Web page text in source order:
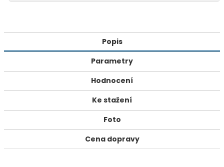
Popis
Parametry
Hodnocení
Ke stažení
Foto
Cena dopravy